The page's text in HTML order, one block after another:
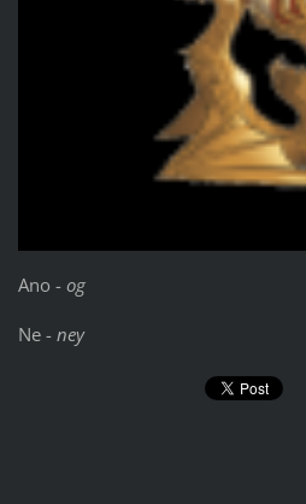
Ano - og
Ne - ney